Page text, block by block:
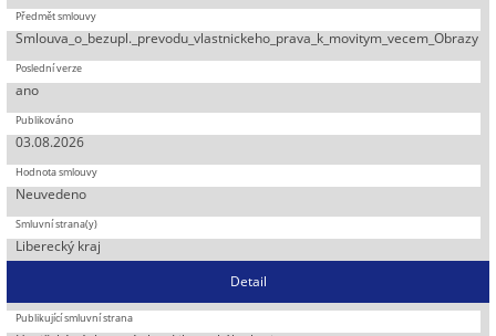
Smlouva_o_bezupl._prevodu_vlastnickeho_prava_k_movitym_vecem_Obrazy
ano
03.08.2026
Neuvedeno
Liberecký kraj
Detail